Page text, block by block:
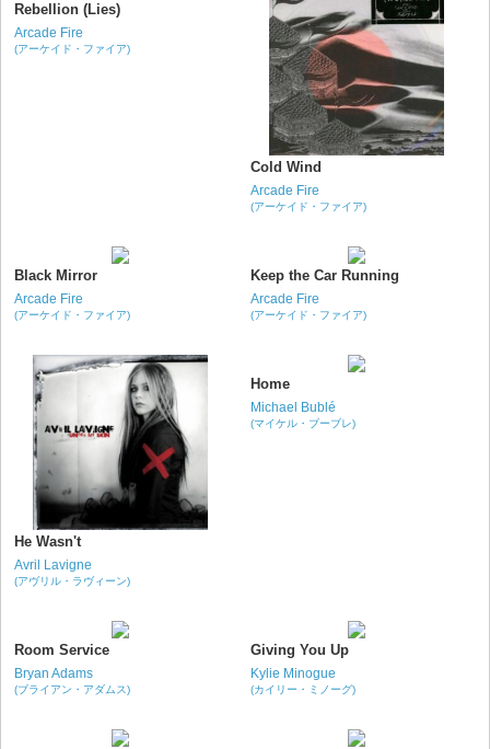
Rebellion (Lies)
Arcade Fire
(アーケイド・ファイア)
Cold Wind
Arcade Fire
(アーケイド・ファイア)
Black Mirror
Arcade Fire
(アーケイド・ファイア)
Keep the Car Running
Arcade Fire
(アーケイド・ファイア)
He Wasn't
Avril Lavigne
(アヴリル・ラヴィーン)
Home
Michael Bublé
(マイケル・ブーブレ)
Room Service
Bryan Adams
(ブライアン・アダムス)
Giving You Up
Kylie Minogue
(カイリー・ミノーグ)